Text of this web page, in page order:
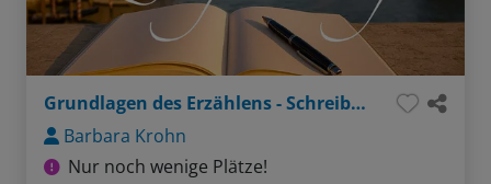
Grundlagen des Erzählens - Schreiben in der Lagunenstadt
Barbara Krohn
Nur noch wenige Plätze!